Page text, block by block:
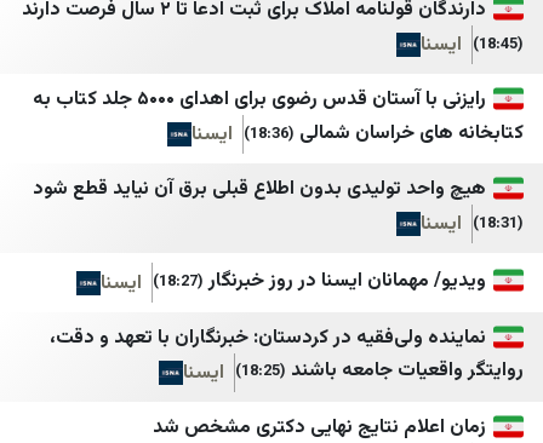
صوت بيروت إنترناشونال
وكالة أخبار اليوم
الأفضل نيوز
IMLebanon
BelleBeirut
MTV
نداء الوطن
صحيفة الجمهورية لبنان
مستقبل ويب
AA Tr
CNN TURK
BBC TURK
61SAAT
akit
Haber3
Habertürk
املاک برای ثبت ادعا تا ۲ سال فرصت دارند
رایزنی با آستان قدس رضوی برای اهدای ۵۰۰۰ جلد کتاب به
خراسان شمالی (18:36)
ایسنا
تولیدی بدون اطلاع قبلی برق آن نیاید قطع شود
ایسنا در روز خبرنگار (18:27)
ایسنا
ولی‌فقیه در کردستان: خبرنگاران با تعهد و دقت،
جامعه باشند (18:25)
ایسنا
نتایج نهایی دکتری مشخص شد